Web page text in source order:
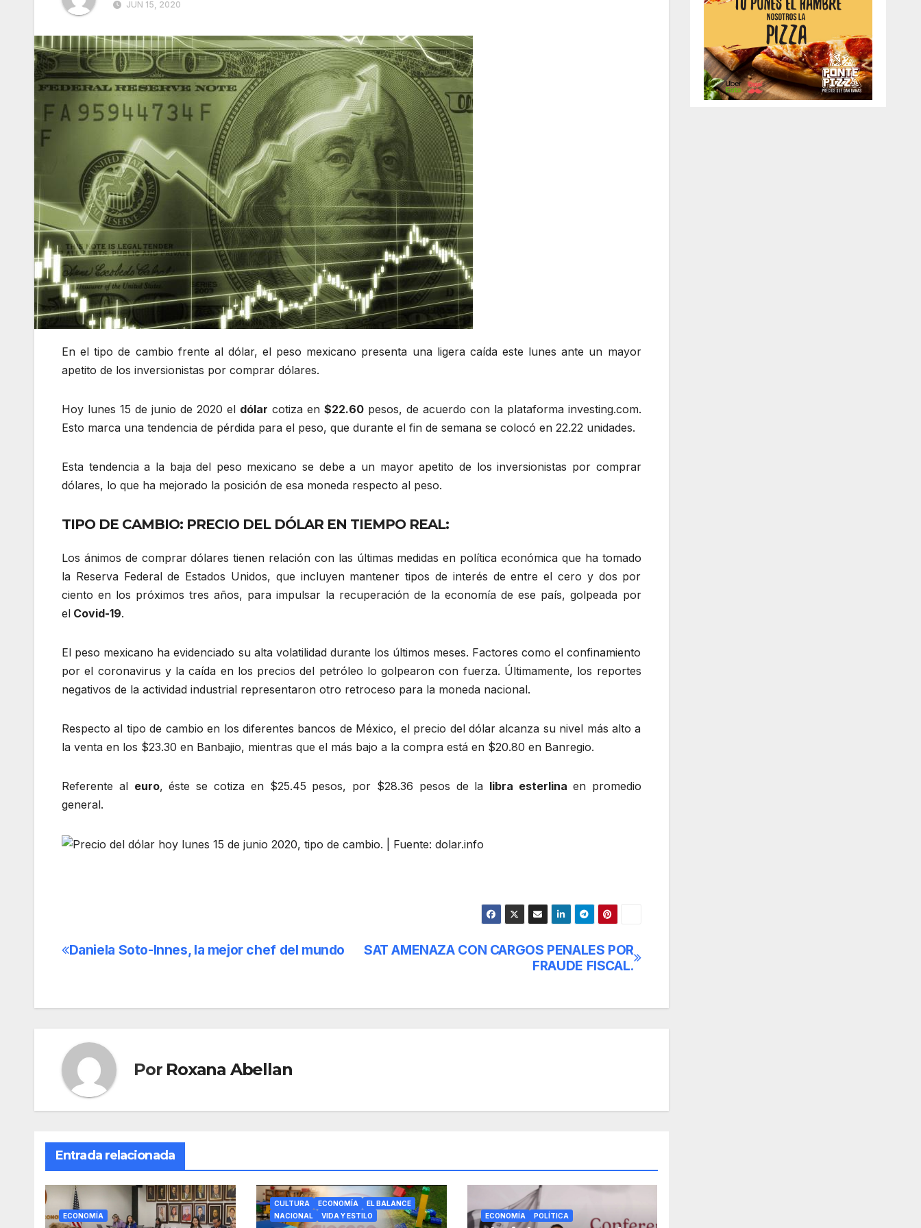
JUN 15, 2020
En el tipo de cambio frente al dólar, el peso mexicano presenta una ligera caída este lunes ante un mayor
apetito de los inversionistas por comprar dólares.
Hoy lunes 15 de junio de 2020 el dólar cotiza en $22.60pesos, de acuerdo con la plataforma investing.com.
Esto marca una tendencia de pérdida para el peso, que durante el fin de semana se colocó en 22.22 unidades.
Esta tendencia a la baja del peso mexicano se debe a un mayor apetito de los inversionistas por comprar
dólares, lo que ha mejorado la posición de esa moneda respecto al peso.
TIPO DE CAMBIO: PRECIO DEL DÓLAR EN TIEMPO REAL:
Los ánimos de comprar dólares tienen relación con las últimas medidas en política económica que ha tomado
la Reserva Federal de Estados Unidos, que incluyen mantener tipos de interés de entre el cero y dos por
ciento en los próximos tres años, para impulsar la recuperación de la economía de ese país, golpeada por
el Covid-19.
El peso mexicano ha evidenciado su alta volatilidad durante los últimos meses. Factores como el confinamiento
por el coronavirus y la caída en los precios del petróleo lo golpearon con fuerza. Últimamente, los reportes
negativos de la actividad industrial representaron otro retroceso para la moneda nacional.
Respecto al tipo de cambio en los diferentes bancos de México, el precio del dólar alcanza su nivel más alto a
la venta en los $23.30 en Banbajio, mientras que el más bajo a la compra está en $20.80 en Banregio.
Referente al euro, éste se cotiza en $25.45 pesos, por $28.36 pesos de la libra esterlina en promedio
general.
Navegación
entradas
SAT AMENAZA CON CARGOS PENALES POR
FRAUDE FISCAL.
Daniela Soto-Innes, la mejor chef del mundo
Por Roxana Abellan
Entrada relacionada
ECONOMÍA
CULTURA ECONOMÍA
EL BALANCE
NACIONAL
VIDA Y ESTILO ECONOMÍA POLÍTICA